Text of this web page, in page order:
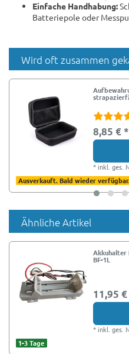
Einfache Handhabung:
Batteriepole oder
Wird oft zusammen
8,85 € *
* inkl. ges.
Ausverkauft. Bald wieder
Ähnliche Artikel
Akkuhalter
BF-1L
11,95
* inkl. ges.
1-3 Tage